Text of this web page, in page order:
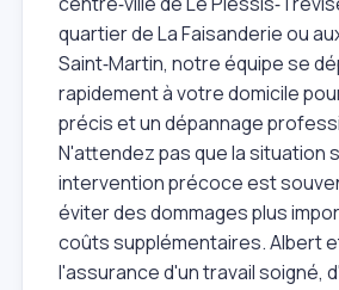
quartier de La Faisanderie ou
Saint‑Martin, notre équipe se
rapidement à votre domicile
précis et un dépannage
N'attendez pas que la situation
intervention précoce est
éviter des dommages plus
coûts supplémentaires. Albert
l'assurance d'un travail soigné,